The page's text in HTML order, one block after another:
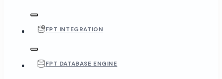
FPT INTEGRATION
FPT DATABASE ENGINE